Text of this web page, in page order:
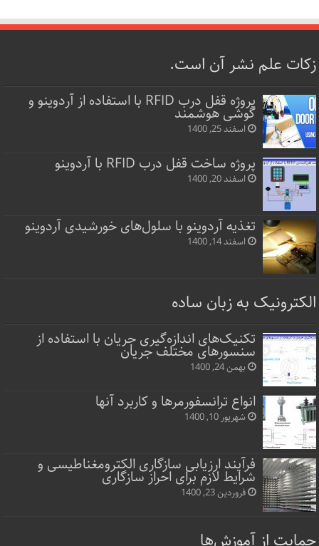
زکات علم نشر آن است.
پروژه قفل‌ درب RFID با استفاده از آردوینو و
گوشی هوشمند
اسفند 25, 1400
پروژه ساخت قفل‌ درب RFID با آردوینو
اسفند 20, 1400
تغذیه آردوینو با سلول‌های خورشیدی آردوینو
اسفند 14, 1400
الکترونیک به زبان ساده
تکنیک‌های اندازه‌گیری جریان با استفاده از
سنسورهای مختلف جریان
بهمن 24, 1400
انواع ترانسفورمرها و کاربرد آنها
شهریور 10, 1400
فرآیند ارزیابی سازگاری الکترومغناطیسی و
شرایط لازم برای احراز سازگاری
فروردین 23, 1400